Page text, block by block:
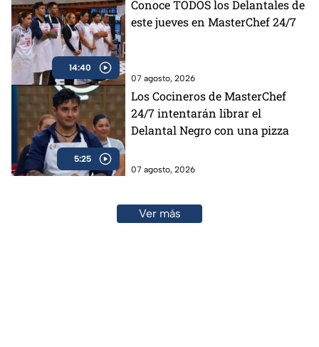
14:40
Conoce TODOS los Delantales de
este jueves en MasterChef 24/7
07 agosto, 2026
5:25
Los Cocineros de MasterChef
24/7 intentarán librar el
Delantal Negro con una pizza
07 agosto, 2026
Ver más